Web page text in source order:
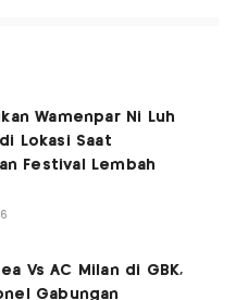
Wamenpar Ni Luh
Lokasi Saat
Festival Lembah
Vs AC Milan di GBK,
Gabungan